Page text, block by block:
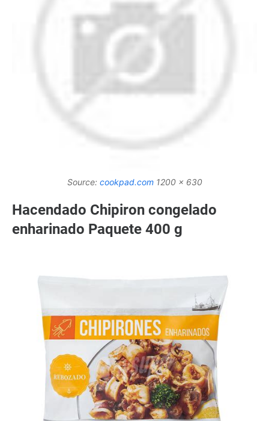
Source: cookpad.com1200 x 630
Hacendado Chipiron congelado
enharinado Paquete 400 g